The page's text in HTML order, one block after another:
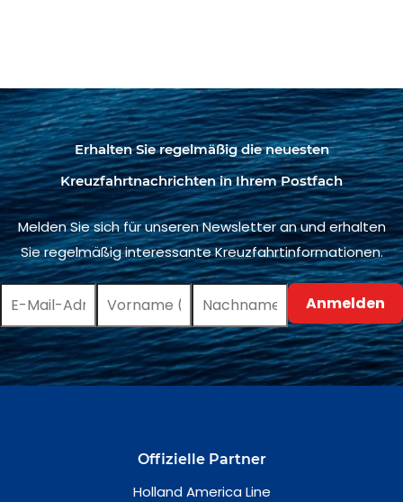
Erhalten Sie regelmäßig die neuesten
Kreuzfahrtnachrichten in Ihrem Postfach
Melden Sie sich für unseren Newsletter an und erhalten
Sie regelmäßig interessante Kreuzfahrtinformationen.
Offizielle Partner
Holland America Line